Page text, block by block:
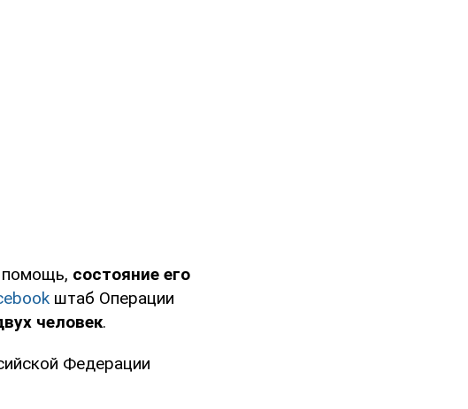
помощь, состояние его
штаб Операции
человек.
Федерации